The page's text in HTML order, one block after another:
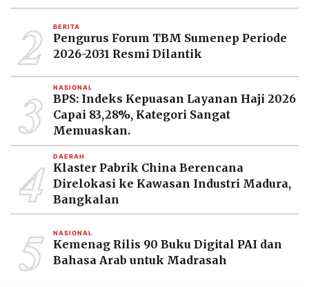
2 BERITA
Pengurus Forum TBM Sumenep Periode
2026-2031 Resmi Dilantik
3 NASIONAL
BPS: Indeks Kepuasan Layanan Haji 2026
Capai 83,28%, Kategori Sangat
Memuaskan.
4 DAERAH
Klaster Pabrik China Berencana
Direlokasi ke Kawasan Industri Madura,
Bangkalan
5 NASIONAL
Kemenag Rilis 90 Buku Digital PAI dan
Bahasa Arab untuk Madrasah